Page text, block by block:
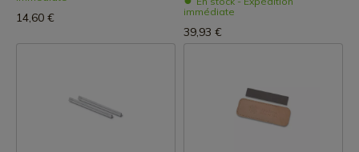
14,60 €
immédiate
39,93 €